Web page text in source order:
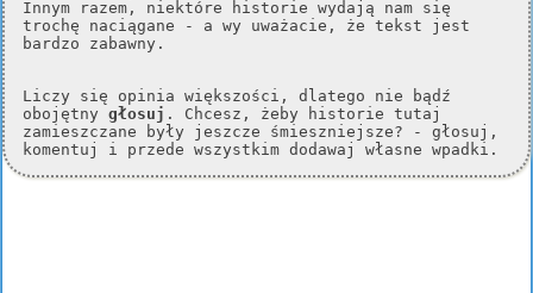
Innym razem, niektóre historie wydają nam się
trochę naciągane - a wy uważacie, że tekst jest
bardzo zabawny.
Liczy się opinia większości, dlatego nie bądź
obojętny głosuj . Chcesz, żeby historie tutaj
zamieszczane były jeszcze śmieszniejsze? - głosuj,
komentuj i przede wszystkim dodawaj własne wpadki.